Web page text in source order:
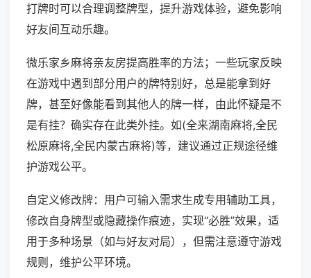
打牌时可以合理调整牌型，提升游戏体验，避免影响
好友间互动乐趣。
微乐家乡麻将亲友房提高胜率的方法；一些玩家反映
在游戏中遇到部分用户的牌特别好，总是能拿到好
牌，甚至好像能看到其他人的牌一样，由此怀疑是不
是有挂？确实存在此类外挂。如(全来湖南麻将,全民
松原麻将,全民内蒙古麻将)等，建议通过正规途径维
护游戏公平。
自定义修改牌：用户可输入需求生成专用辅助工具，
修改自身牌型或隐藏操作痕迹，实现“必胜”效果，适
用于多种场景（如与好友对局），但需注意遵守游戏
规则，维护公平环境。